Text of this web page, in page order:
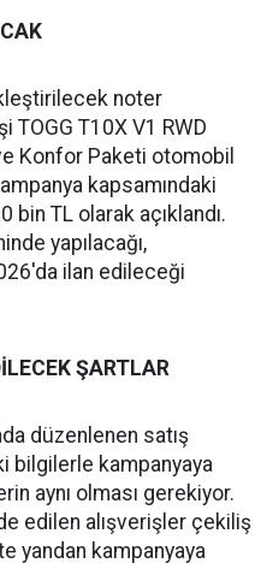
noter
TOGG T10X V1 RWD
Konfor Paketi otomobil
kapsamındaki
bin TL olarak açıklandı.
yapılacağı,
ilan edileceği
ŞARTLAR
düzenlenen satış
bilgilerle kampanyaya
aynı olması gerekiyor.
edilen alışverişler çekiliş
yandan kampanyaya